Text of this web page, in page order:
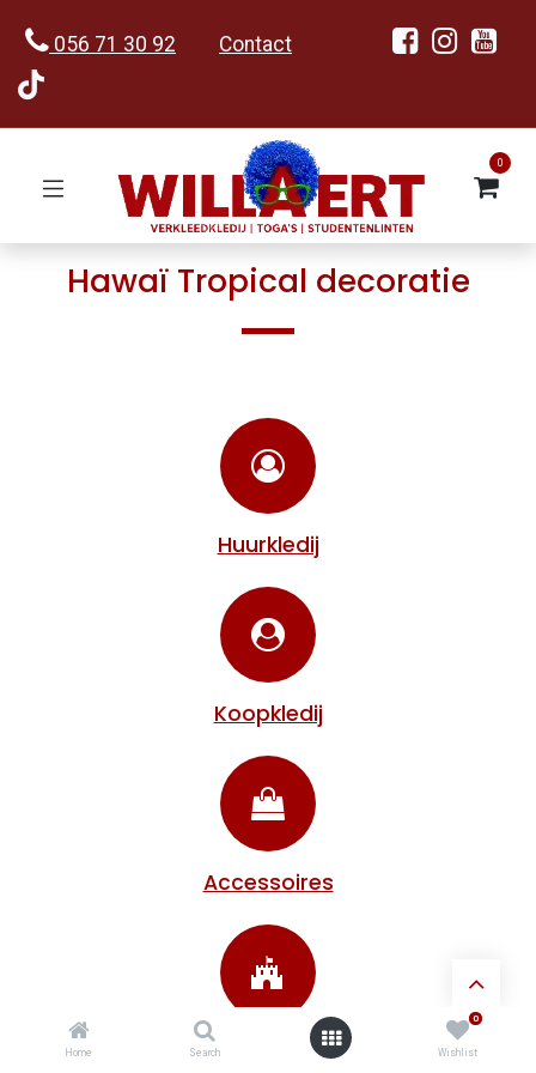
Home Search
0
Wishlist
056 71 30 92 Contact
0
Hawaï Tropical decoratie
Huurkledij
Koopkledij
Accessoires
Decoratie